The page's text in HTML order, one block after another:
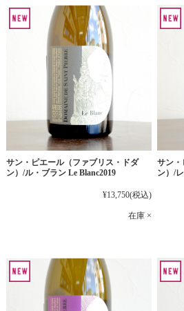
サン・ピエール（ファブリス・ドダ
ン）/ル・ブラン Le Blanc2019
¥13,750(税込)
在庫 ×
サン・
ン）/